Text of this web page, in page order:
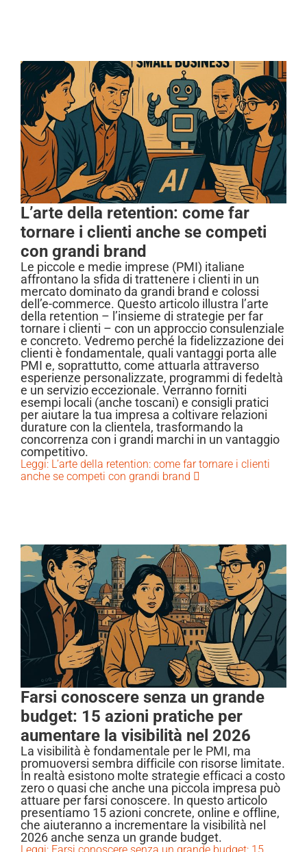
L’arte della retention: come far
tornare i clienti anche se competi
con grandi brand
Le piccole e medie imprese (PMI) italiane
affrontano la sfida di trattenere i clienti in un
mercato dominato da grandi brand e colossi
dell’e-commerce. Questo articolo illustra l’arte
della retention – l’insieme di strategie per far
tornare i clienti – con un approccio consulenziale
e concreto. Vedremo perché la fidelizzazione dei
clienti è fondamentale, quali vantaggi porta alle
PMI e, soprattutto, come attuarla attraverso
esperienze personalizzate, programmi di fedeltà
e un servizio eccezionale. Verranno forniti
esempi locali (anche toscani) e consigli pratici
per aiutare la tua impresa a coltivare relazioni
durature con la clientela, trasformando la
concorrenza con i grandi marchi in un vantaggio
competitivo.
Leggi: L’arte della retention: come far tornare i clienti
anche se competi con grandi brand
Farsi conoscere senza un grande
budget: 15 azioni pratiche per
aumentare la visibilità nel 2026
La visibilità è fondamentale per le PMI, ma
promuoversi sembra difficile con risorse limitate.
In realtà esistono molte strategie efficaci a costo
zero o quasi che anche una piccola impresa può
attuare per farsi conoscere. In questo articolo
presentiamo 15 azioni concrete, online e offline,
che aiuteranno a incrementare la visibilità nel
2026 anche senza un grande budget.